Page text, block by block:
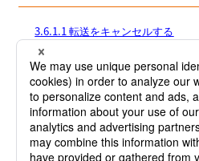
3.6.1.1 転送をキャンセルする